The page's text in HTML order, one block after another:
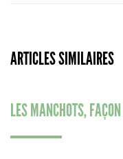
ARTICLES SIMILAIRES
LES MANCHOTS,